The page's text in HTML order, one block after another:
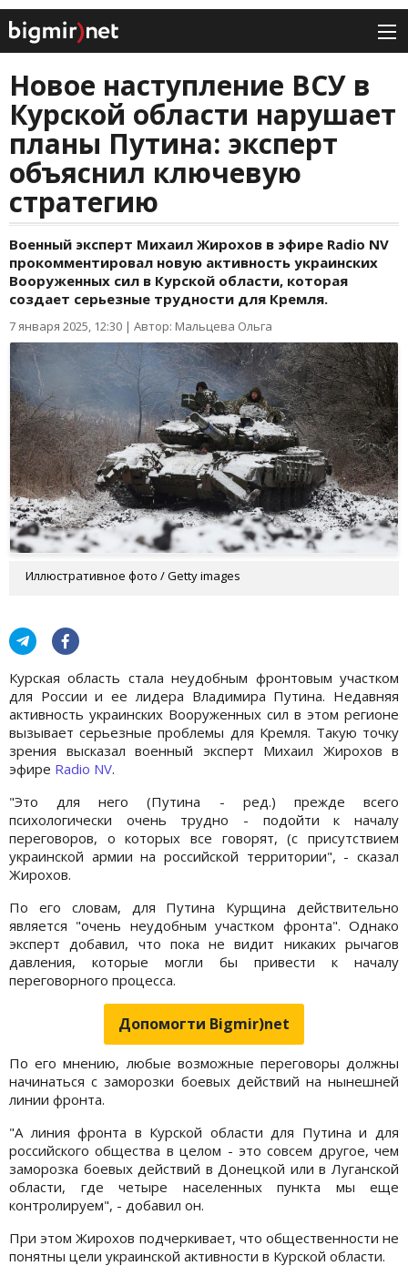
Новое наступление ВСУ в
Курской области нарушает
планы Путина: эксперт
объяснил ключевую
стратегию
Военный эксперт Михаил Жирохов в эфире Radio NV
прокомментировал новую активность украинских
Вооруженных сил в Курской области, которая
создает серьезные трудности для Кремля.
7 января 2025, 12:30 | Автор: Мальцева Ольга
Иллюстративное фото / Getty images
Курская область стала неудобным фронтовым участком
для России и ее лидера Владимира Путина. Недавняя
активность украинских Вооруженных сил в этом регионе
вызывает серьезные проблемы для Кремля. Такую точку
зрения высказал военный эксперт Михаил Жирохов в
эфире Radio NV.
"Это для него (Путина - ред.) прежде всего
психологически очень трудно - подойти к началу
переговоров, о которых все говорят, (с присутствием
украинской армии на российской территории", - сказал
Жирохов.
По его словам, для Путина Курщина действительно
является "очень неудобным участком фронта". Однако
эксперт добавил, что пока не видит никаких рычагов
давления, которые могли бы привести к началу
переговорного процесса.
Допомогти Bigmir)net
По его мнению, любые возможные переговоры должны
начинаться с заморозки боевых действий на нынешней
линии фронта.
"А линия фронта в Курской области для Путина и для
российского общества в целом - это совсем другое, чем
заморозка боевых действий в Донецкой или в Луганской
области, где четыре населенных пункта мы еще
контролируем", - добавил он.
При этом Жирохов подчеркивает, что общественности не
понятны цели украинской активности в Курской области.